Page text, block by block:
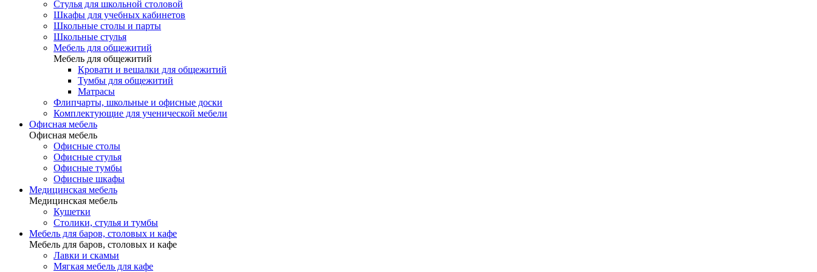
Стулья для школьной столовой
Шкафы для учебных кабинетов
Школьные столы и парты
Школьные стулья
Мебель для общежитий
Мебель для общежитий
Кровати и вешалки для общежитий
Тумбы для общежитий
Матрасы
Флипчарты, школьные и офисные доски
Комплектующие для ученической мебели
Офисная мебель
Офисная мебель
Офисные столы
Офисные стулья
Офисные тумбы
Офисные шкафы
Медицинская мебель
Медицинская мебель
Кушетки
Столики, стулья и тумбы
Мебель для баров, столовых и кафе
Мебель для баров, столовых и кафе
Лавки и скамьи
Мягкая мебель для кафе